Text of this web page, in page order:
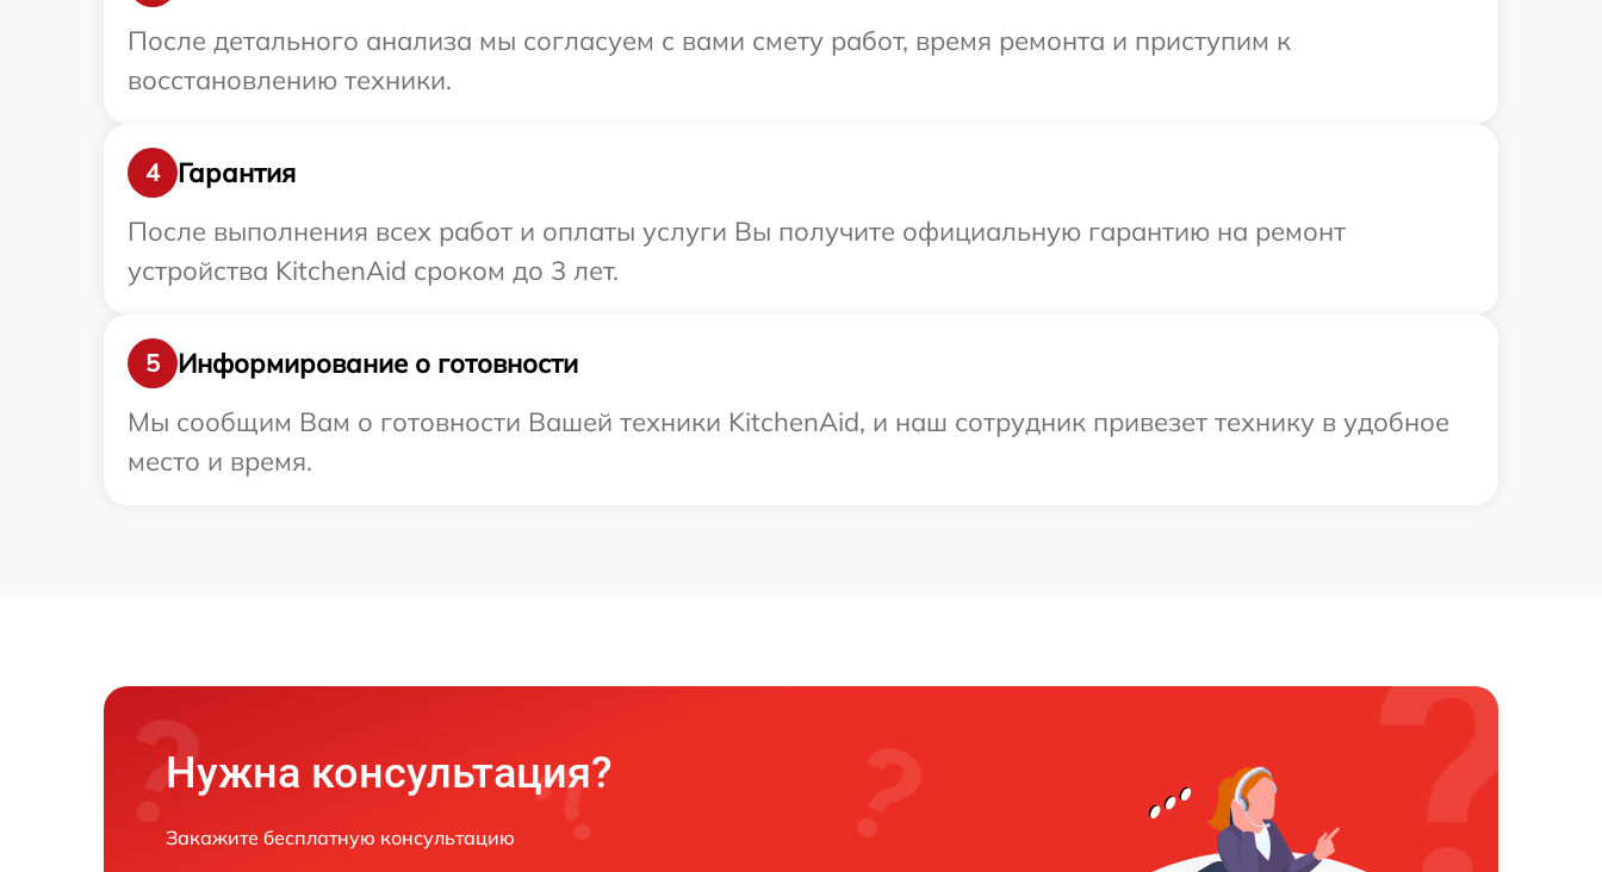
После детального анализа мы согласуем с вами смету работ, время ремонта и приступим к
восстановлению техники.
4
Гарантия
После выполнения всех работ и оплаты услуги Вы получите официальную гарантию на ремонт
устройства KitchenAid сроком до 3 лет.
5
Информирование о готовности
Мы сообщим Вам о готовности Вашей техники KitchenAid, и наш сотрудник привезет технику в удобное
место и время.
Нужна консультация?
Закажите бесплатную консультацию